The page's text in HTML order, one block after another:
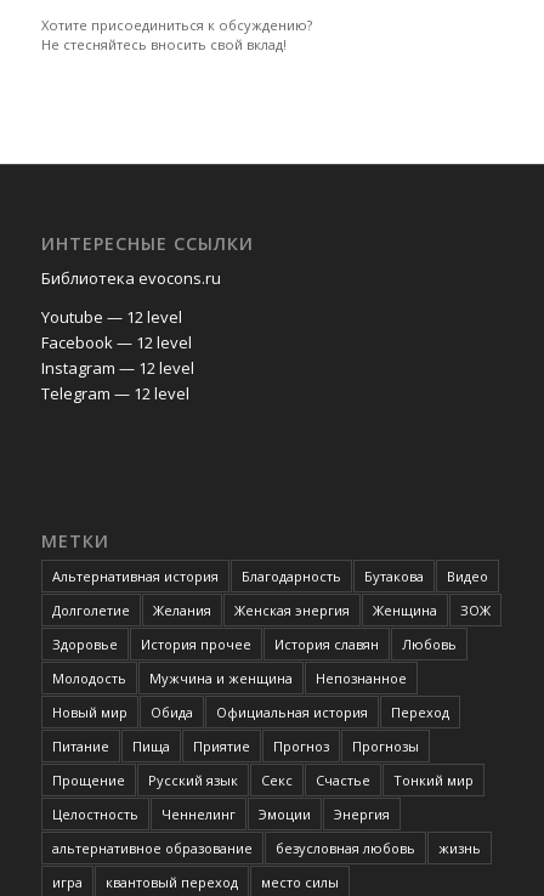
Хотите присоединиться к обсуждению?
Не стесняйтесь вносить свой вклад!
ИНТЕРЕСНЫЕ ССЫЛКИ
Библиотека evocons.ru
Youtube — 12 level
Facebook — 12 level
Instagram — 12 level
Telegram — 12 level
МЕТКИ
Альтернативная история Благодарность Бутакова
Видео
Долголетие
Желания Женская энергия Женщина
ЗОЖ
Здоровье
История прочее История славян
Любовь
Молодость
Мужчина и женщина
Непознанное
Новый мир
Обида Официальная история
Переход
Питание
Пища Приятие Прогноз
Прогнозы
Прощение
Русский язык Секс Счастье
Тонкий мир
Целостность
Ченнелинг Эмоции
Энергия
альтернативное образование
безусловная любовь
жизнь
игра
квантовый переход место силы